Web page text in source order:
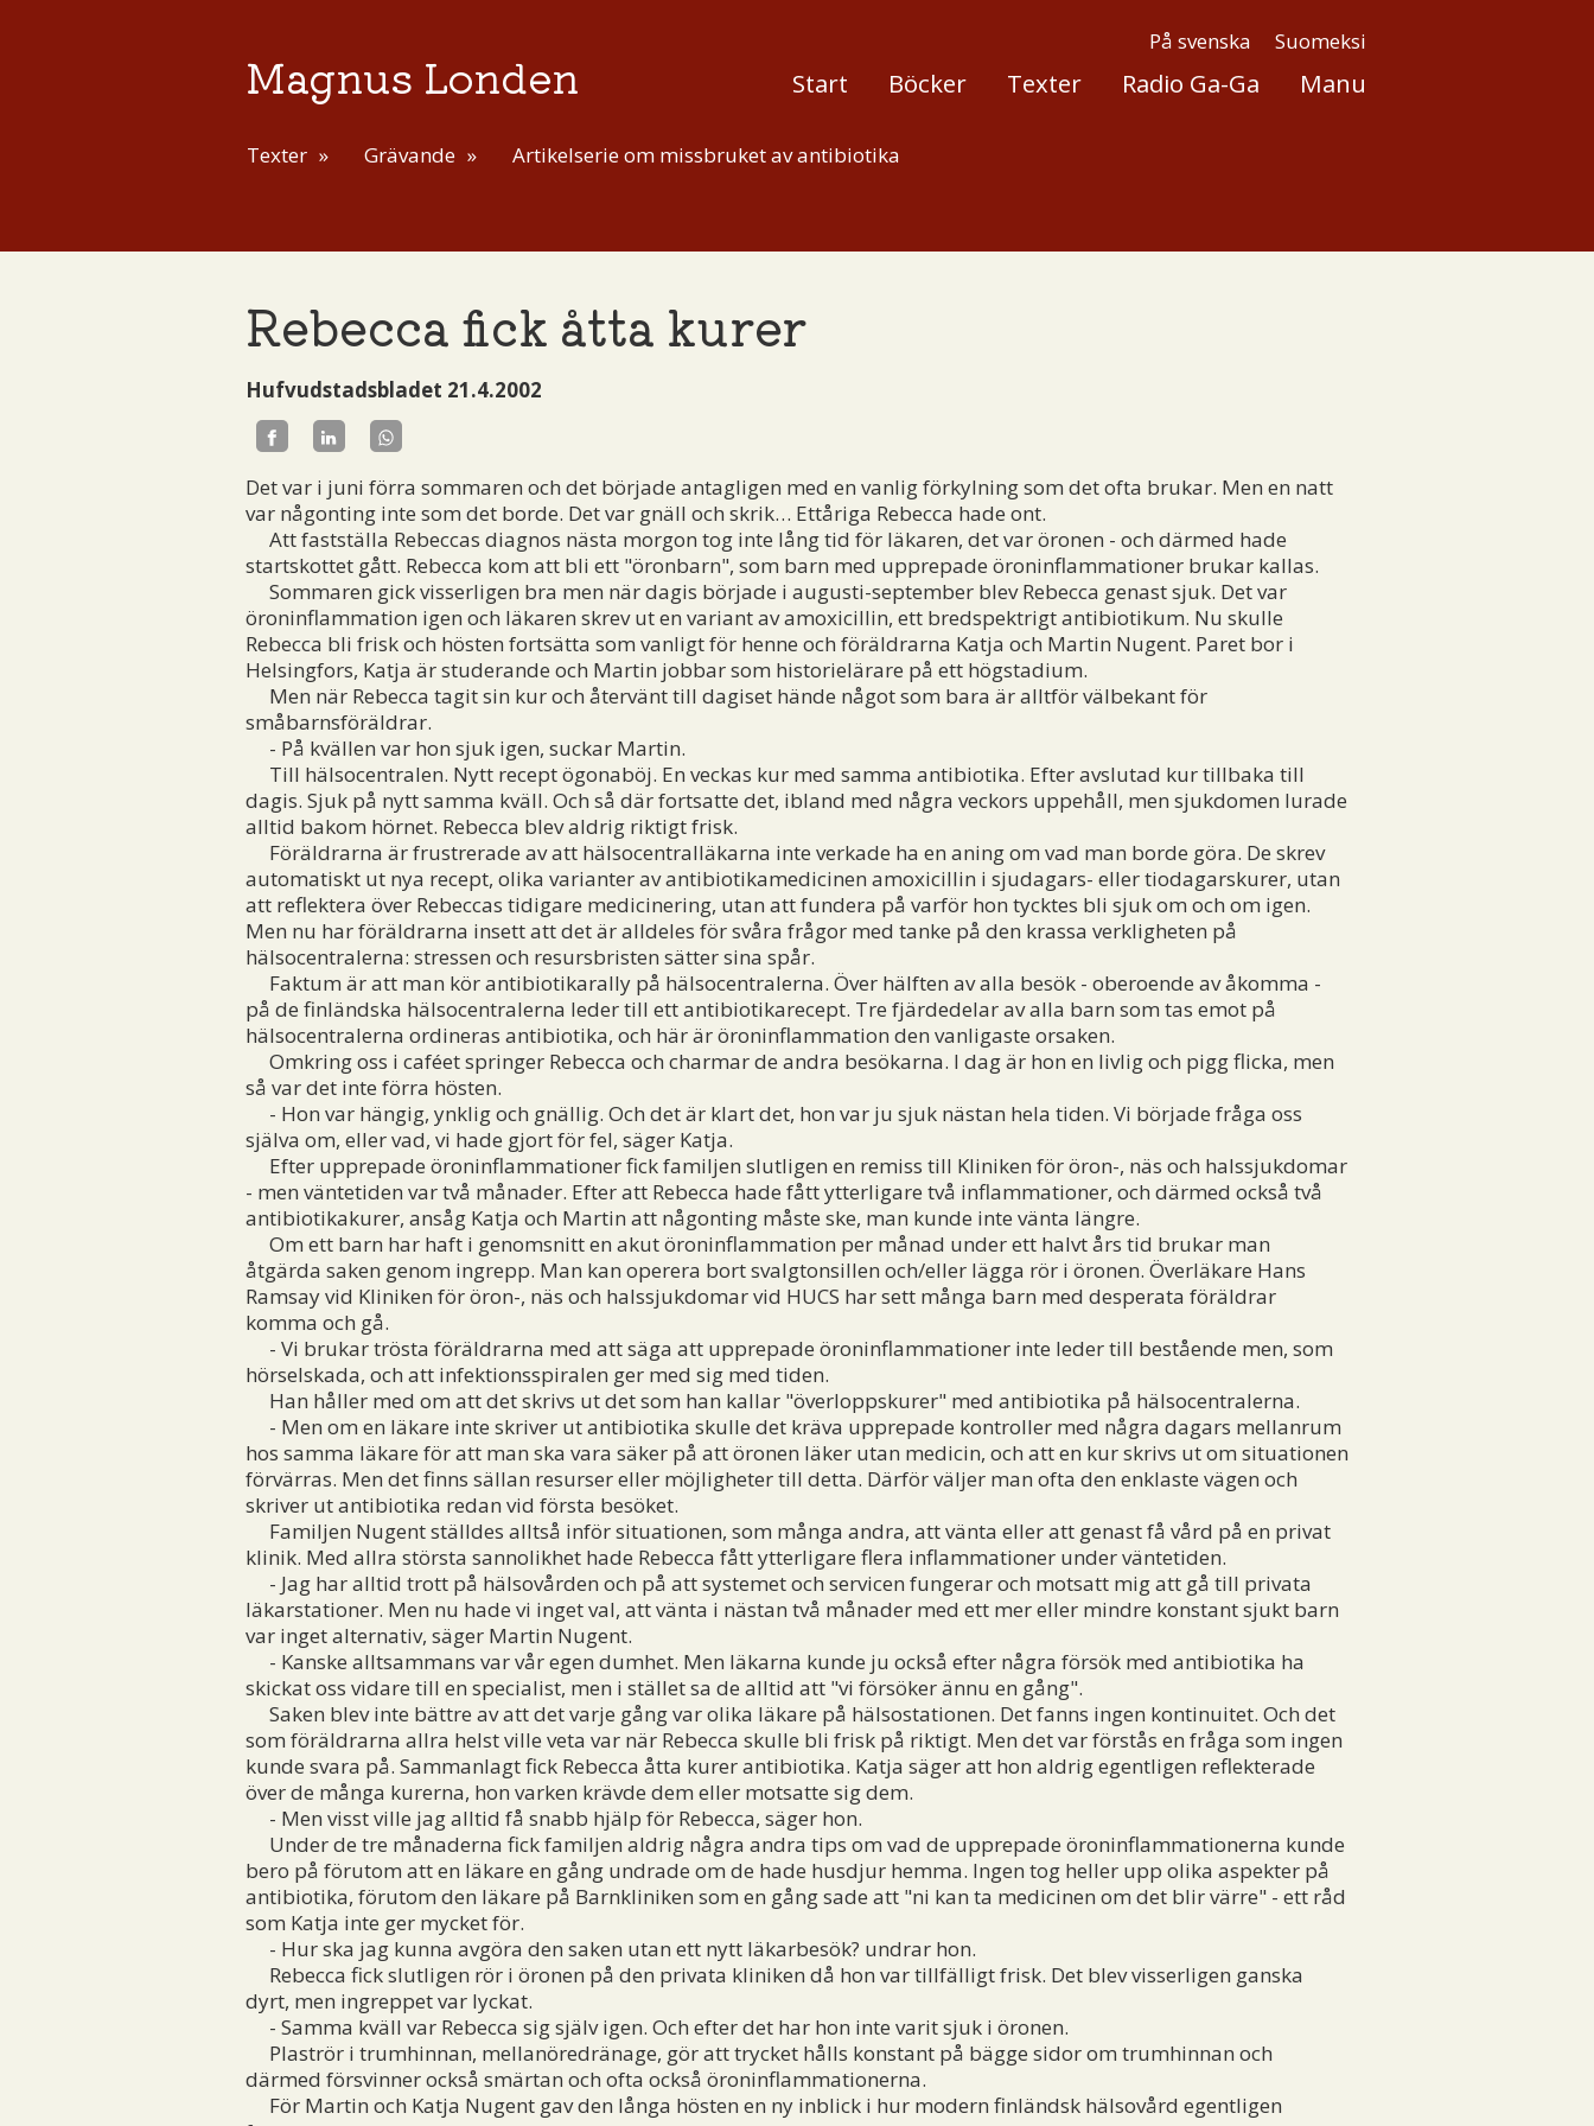
Magnus Londen
På svenska Suomeksi
Start Böcker Texter Radio Ga-Ga Manu
Texter Grävande Artikelserie om missbruket av antibiotika
Rebecca fick åtta kurer
Hufvudstadsbladet 21.4.2002
Det var i juni förra sommaren och det började antagligen med en vanlig förkylning som det ofta brukar. Men en natt
var någonting inte som det borde. Det var gnäll och skrik… Ettåriga Rebecca hade ont.
Att fastställa Rebeccas diagnos nästa morgon tog inte lång tid för läkaren, det var öronen - och därmed hade
startskottet gått. Rebecca kom att bli ett "öronbarn", som barn med upprepade öroninflammationer brukar kallas.
Sommaren gick visserligen bra men när dagis började i augusti-september blev Rebecca genast sjuk. Det var
öroninflammation igen och läkaren skrev ut en variant av amoxicillin, ett bredspektrigt antibiotikum. Nu skulle
Rebecca bli frisk och hösten fortsätta som vanligt för henne och föräldrarna Katja och Martin Nugent. Paret bor i
Helsingfors, Katja är studerande och Martin jobbar som historielärare på ett högstadium.
Men när Rebecca tagit sin kur och återvänt till dagiset hände något som bara är alltför välbekant för
småbarnsföräldrar.
- På kvällen var hon sjuk igen, suckar Martin.
Till hälsocentralen. Nytt recept ögonaböj. En veckas kur med samma antibiotika. Efter avslutad kur tillbaka till
dagis. Sjuk på nytt samma kväll. Och så där fortsatte det, ibland med några veckors uppehåll, men sjukdomen lurade
alltid bakom hörnet. Rebecca blev aldrig riktigt frisk.
Föräldrarna är frustrerade av att hälsocentralläkarna inte verkade ha en aning om vad man borde göra. De skrev
automatiskt ut nya recept, olika varianter av antibiotikamedicinen amoxicillin i sjudagars- eller tiodagarskurer, utan
att reflektera över Rebeccas tidigare medicinering, utan att fundera på varför hon tycktes bli sjuk om och om igen.
Men nu har föräldrarna insett att det är alldeles för svåra frågor med tanke på den krassa verkligheten på
hälsocentralerna: stressen och resursbristen sätter sina spår.
Faktum är att man kör antibiotikarally på hälsocentralerna. Över hälften av alla besök - oberoende av åkomma -
på de finländska hälsocentralerna leder till ett antibiotikarecept. Tre fjärdedelar av alla barn som tas emot på
hälsocentralerna ordineras antibiotika, och här är öroninflammation den vanligaste orsaken.
Omkring oss i caféet springer Rebecca och charmar de andra besökarna. I dag är hon en livlig och pigg flicka, men
så var det inte förra hösten.
- Hon var hängig, ynklig och gnällig. Och det är klart det, hon var ju sjuk nästan hela tiden. Vi började fråga oss
själva om, eller vad, vi hade gjort för fel, säger Katja.
Efter upprepade öroninflammationer fick familjen slutligen en remiss till Kliniken för öron-, näs och halssjukdomar
- men väntetiden var två månader. Efter att Rebecca hade fått ytterligare två inflammationer, och därmed också två
antibiotikakurer, ansåg Katja och Martin att någonting måste ske, man kunde inte vänta längre.
Om ett barn har haft i genomsnitt en akut öroninflammation per månad under ett halvt års tid brukar man
åtgärda saken genom ingrepp. Man kan operera bort svalgtonsillen och/eller lägga rör i öronen. Överläkare Hans
Ramsay vid Kliniken för öron-, näs och halssjukdomar vid HUCS har sett många barn med desperata föräldrar
komma och gå.
- Vi brukar trösta föräldrarna med att säga att upprepade öroninflammationer inte leder till bestående men, som
hörselskada, och att infektionsspiralen ger med sig med tiden.
Han håller med om att det skrivs ut det som han kallar "överloppskurer" med antibiotika på hälsocentralerna.
- Men om en läkare inte skriver ut antibiotika skulle det kräva upprepade kontroller med några dagars mellanrum
hos samma läkare för att man ska vara säker på att öronen läker utan medicin, och att en kur skrivs ut om situationen
förvärras. Men det finns sällan resurser eller möjligheter till detta. Därför väljer man ofta den enklaste vägen och
skriver ut antibiotika redan vid första besöket.
Familjen Nugent ställdes alltså inför situationen, som många andra, att vänta eller att genast få vård på en privat
klinik. Med allra största sannolikhet hade Rebecca fått ytterligare flera inflammationer under väntetiden.
- Jag har alltid trott på hälsovården och på att systemet och servicen fungerar och motsatt mig att gå till privata
läkarstationer. Men nu hade vi inget val, att vänta i nästan två månader med ett mer eller mindre konstant sjukt barn
var inget alternativ, säger Martin Nugent.
- Kanske alltsammans var vår egen dumhet. Men läkarna kunde ju också efter några försök med antibiotika ha
skickat oss vidare till en specialist, men i stället sa de alltid att "vi försöker ännu en gång".
Saken blev inte bättre av att det varje gång var olika läkare på hälsostationen. Det fanns ingen kontinuitet. Och det
som föräldrarna allra helst ville veta var när Rebecca skulle bli frisk på riktigt. Men det var förstås en fråga som ingen
kunde svara på. Sammanlagt fick Rebecca åtta kurer antibiotika. Katja säger att hon aldrig egentligen reflekterade
över de många kurerna, hon varken krävde dem eller motsatte sig dem.
- Men visst ville jag alltid få snabb hjälp för Rebecca, säger hon.
Under de tre månaderna fick familjen aldrig några andra tips om vad de upprepade öroninflammationerna kunde
bero på förutom att en läkare en gång undrade om de hade husdjur hemma. Ingen tog heller upp olika aspekter på
antibiotika, förutom den läkare på Barnkliniken som en gång sade att "ni kan ta medicinen om det blir värre" - ett råd
som Katja inte ger mycket för.
- Hur ska jag kunna avgöra den saken utan ett nytt läkarbesök? undrar hon.
Rebecca fick slutligen rör i öronen på den privata kliniken då hon var tillfälligt frisk. Det blev visserligen ganska
dyrt, men ingreppet var lyckat.
- Samma kväll var Rebecca sig själv igen. Och efter det har hon inte varit sjuk i öronen.
Plaströr i trumhinnan, mellanöredränage, gör att trycket hålls konstant på bägge sidor om trumhinnan och
därmed försvinner också smärtan och ofta också öroninflammationerna.
För Martin och Katja Nugent gav den långa hösten en ny inblick i hur modern finländsk hälsovård egentligen